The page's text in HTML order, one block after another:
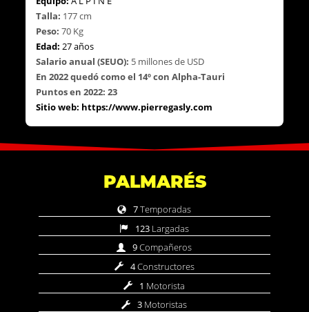
Talla: 177cm
Peso: 70 Kg
Edad: 27 años
Salarioanual (SEUO): 5 millones de USD
En2022 quedó como el 14º con Alpha-Tauri
Puntos en2022: 23
Sitioweb: https://www.pierregasly.com
PALMARÉS
7Temporadas
123 Largadas
9Compañeros
4Constructores
1 Motorista
3 Motoristas